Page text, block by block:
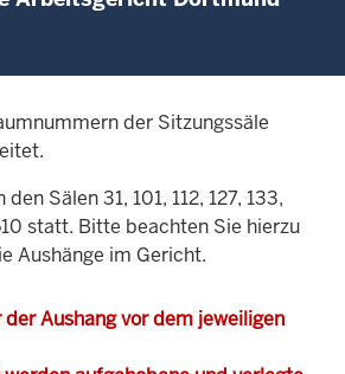
der Sitzungssäle
Sälen 31, 101, 112, 127, 133,
statt. Bitte beachten Sie hierzu
Aushänge im Gericht.
Aushang vor dem jeweiligen